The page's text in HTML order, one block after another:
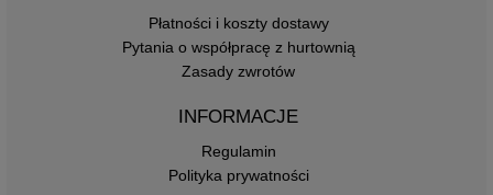
Płatności i koszty dostawy
Pytania o współpracę z hurtownią
Zasady zwrotów
INFORMACJE
Regulamin
Polityka prywatności